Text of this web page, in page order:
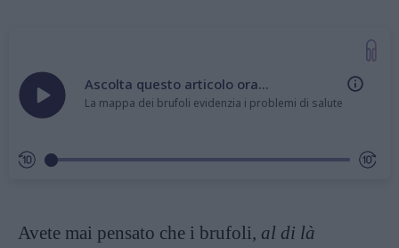
Ascolta questo articolo ora...
La mappa dei brufoli evidenzia i problemi di salute
Avete mai pensato che i brufoli, al di là